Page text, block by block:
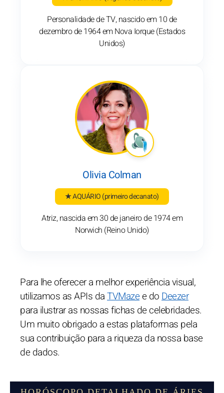
Personalidade de TV, nascido em 10 de
dezembro de 1964 em Nova Iorque (Estados
Unidos)
Olivia Colman
★ AQUÁRIO(primeiro decanato)
Atriz, nascida em 30 de janeiro de 1974 em
Norwich (Reino Unido)
Para lhe oferecer a melhor experiência visual,
utilizamos as APIs daTVMazee doDeezer
para ilustrar as nossas fichas de celebridades.
Um muito obrigado a estas plataformas pela
sua contribuição para a riqueza da nossa base
de dados.